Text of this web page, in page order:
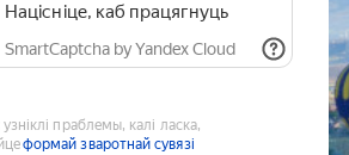
Націсніце, каб працягнуць
SmartCaptcha by Yandex Cloud
узніклі праблемы, калі ласка,
формай зваротнай сувязі